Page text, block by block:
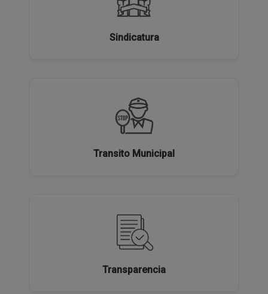
Sindicatura
Transito Municipal
Transparencia